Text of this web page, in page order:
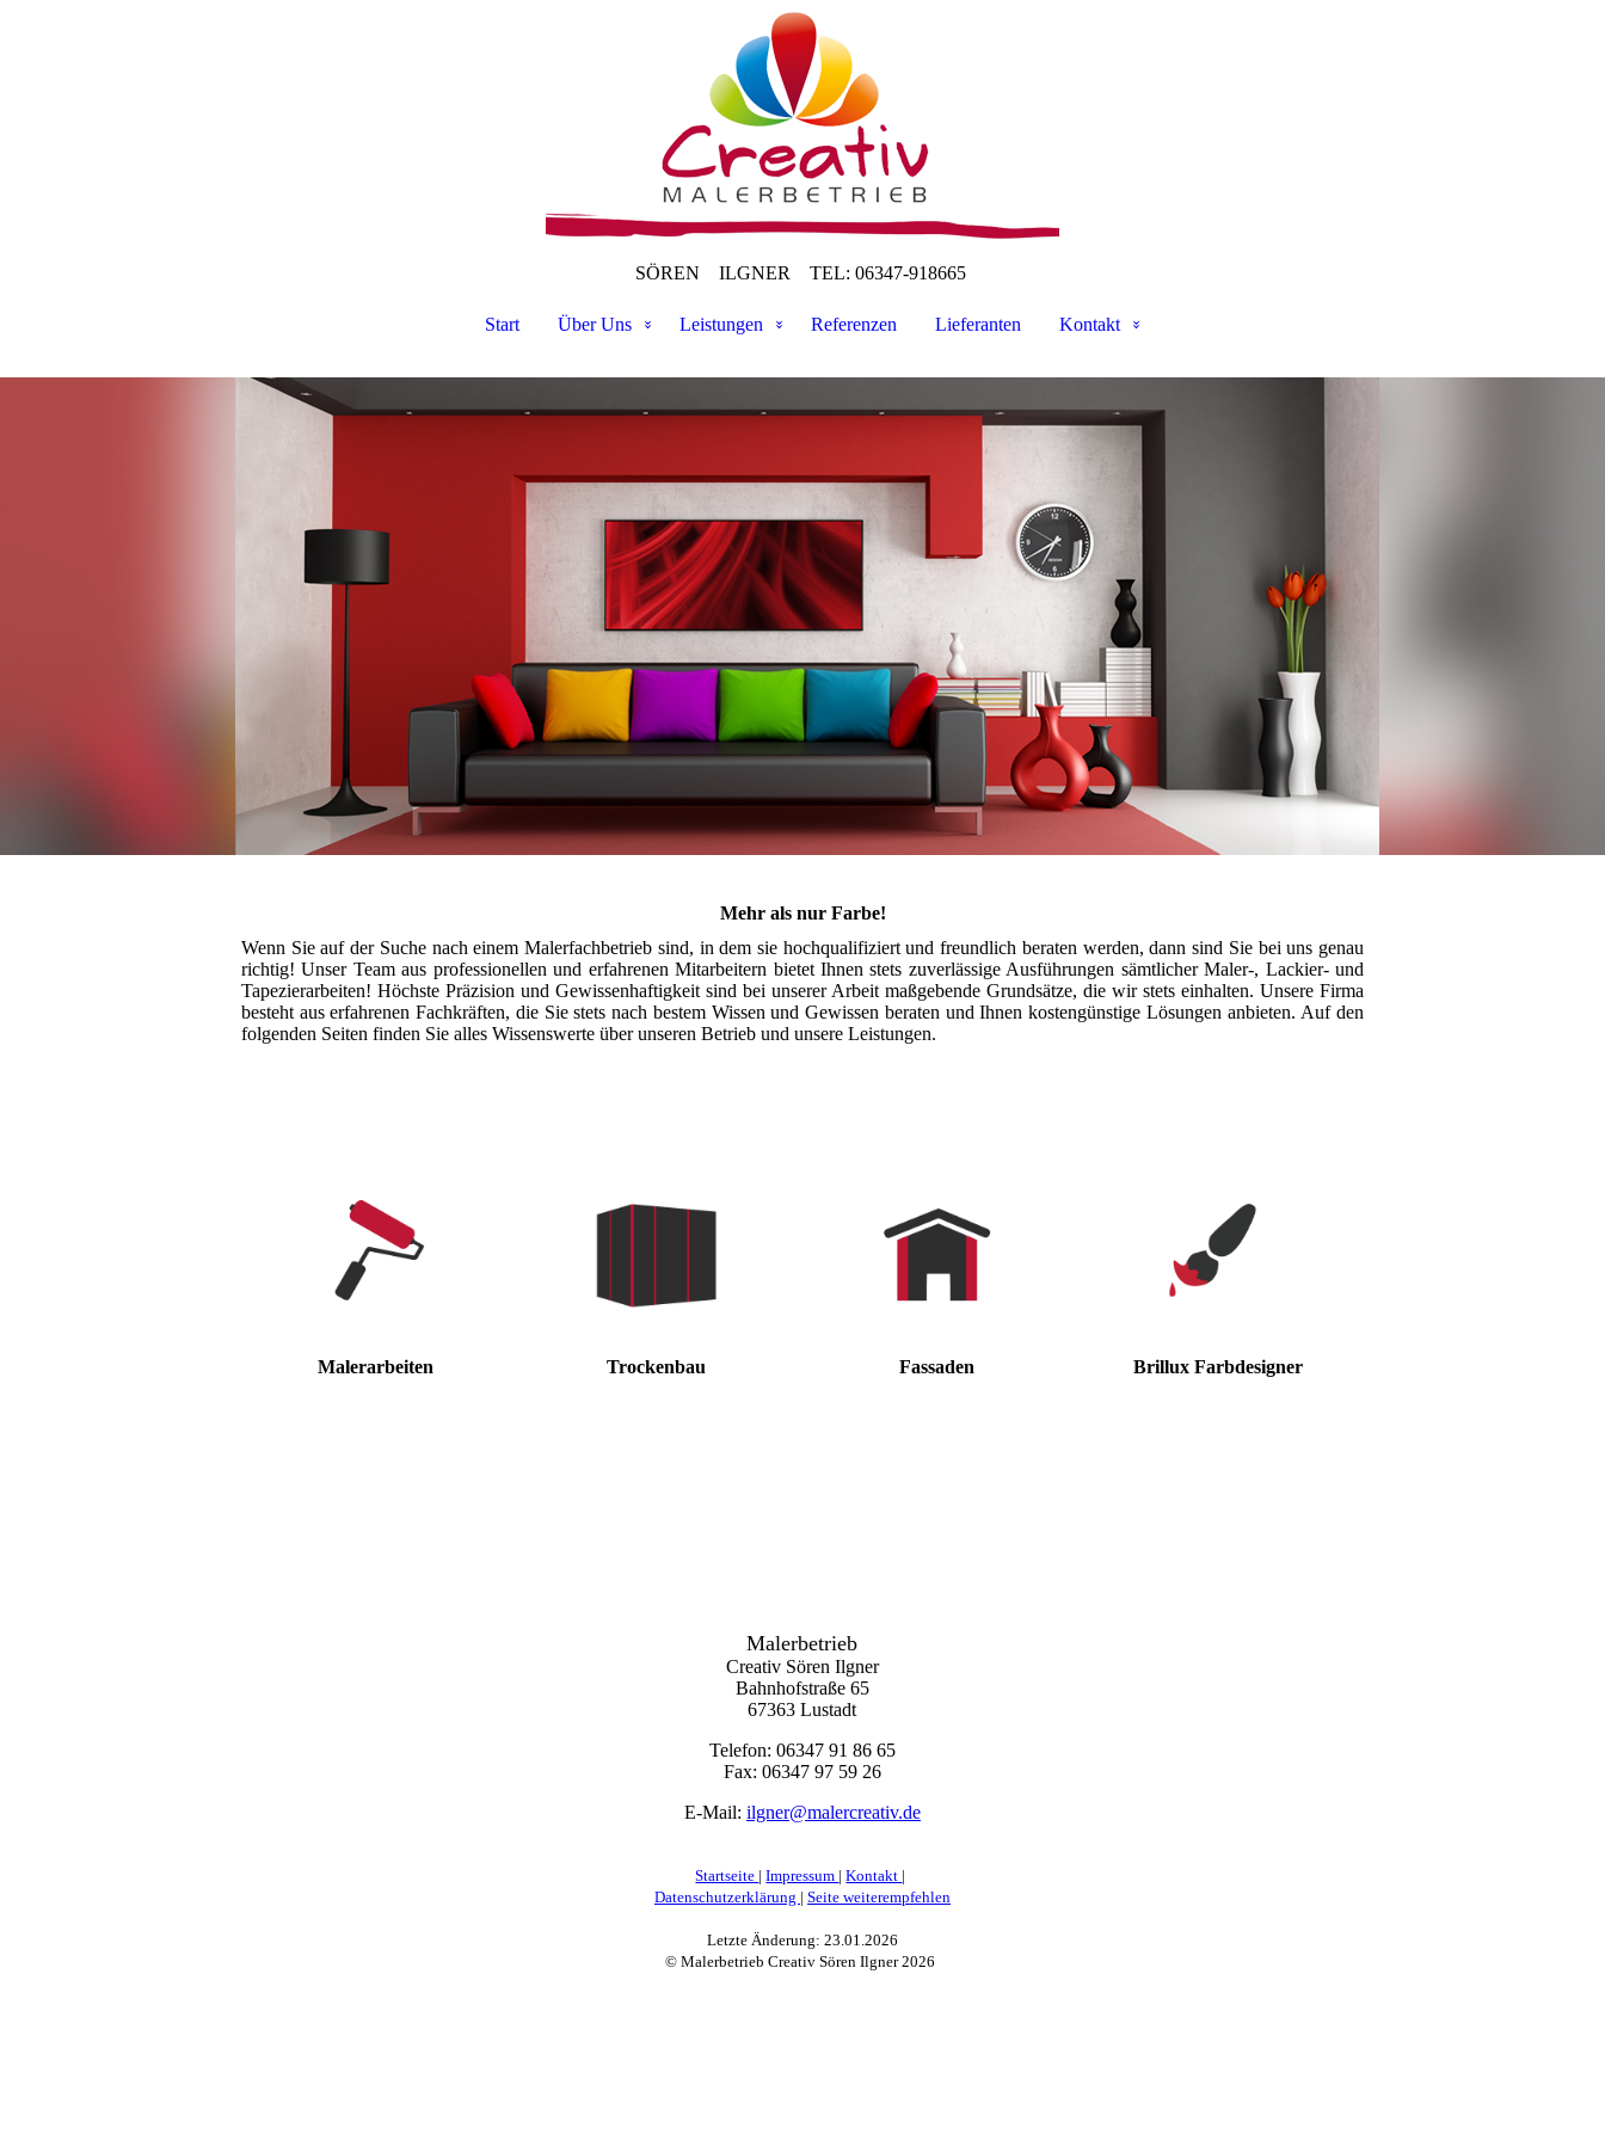
SÖREN ILGNER TEL: 06347-918665
Start Über Uns Leistungen Referenzen Lieferanten Kontakt
Mehr als nur Farbe!
Wenn Sie auf der Suche nach einem Malerfachbetrieb sind, in dem sie hochqualifiziert und freundlich beraten werden, dann sind Sie bei uns genau
richtig!Unser Team aus professionellen und erfahrenen Mitarbeitern bietet Ihnen stets zuverlässige Ausführungen sämtlicher Maler-, Lackier- und
Tapezierarbeiten! Höchste Präzision und Gewissenhaftigkeit sind bei unserer Arbeit maßgebende Grundsätze, die wir stets einhalten. Unsere Firma
besteht aus erfahrenen Fachkräften, die Sie stets nach bestem Wissen und Gewissen beraten und Ihnen kostengünstige Lösungen anbieten. Auf den
folgenden Seiten finden Sie alles Wissenswerte überunseren Betrieb und unsere Leistungen.
Malerarbeiten Trockenbau Fassaden Brillux Farbdesigner
Malerbetrieb
Creativ Sören Ilgner
Bahnhofstraße 65
67363 Lustadt
Telefon: 06347 91 86 65
Fax: 06347 97 59 26
E-Mail: ilgner@malercreativ.de
Startseite |Impressum |Kontakt |
Datenschutzerklärung | Seite weiterempfehlen
Letzte Änderung: 23.01.2026
© Malerbetrieb Creativ Sören Ilgner2026